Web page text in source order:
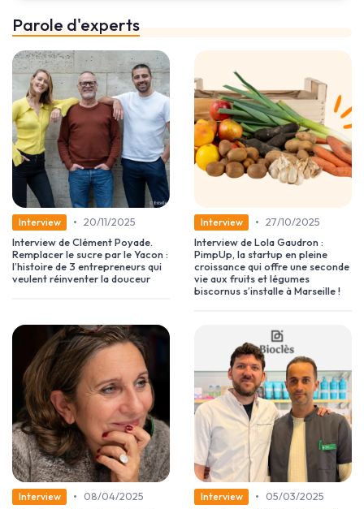
Parole d'experts
Interview • 20/11/2025
Interview de Clément Poyade.
Remplacer le sucre par le Yacon :
l’histoire de 3 entrepreneurs qui
veulent réinventer la douceur
Interview • 27/10/2025
Interview de Lola Gaudron :
PimpUp, la startup en pleine
croissance qui offre une seconde
vie aux fruits et légumes
biscornus s’installe à Marseille !
Interview •
08/04/2025
Interview •
05/03/2025